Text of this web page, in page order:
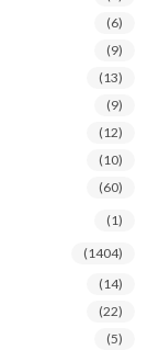
(6)
(9)
(13)
(9)
(12)
(10)
(60)
(1)
(1404)
(14)
(22)
(5)